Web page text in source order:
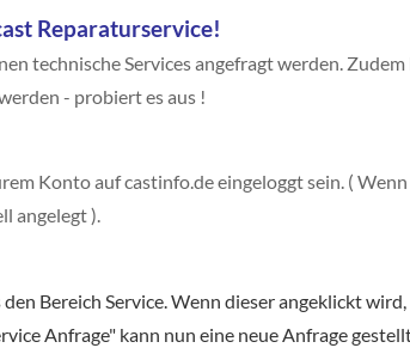
Reparaturservice!
technische Services angefragt werden.
- probiert es aus !
Konto auf castinfo.de eingeloggt sein. (
angelegt ).
Bereich Service. Wenn dieser angeklickt
Anfrage" kann nun eine neue Anfrage